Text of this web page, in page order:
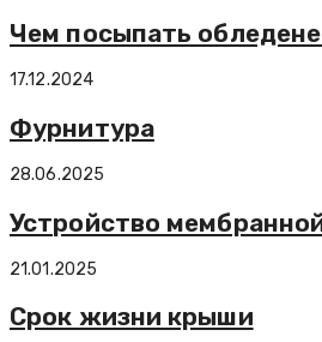
Чем посыпать
17.12.2024
Фурнитура
28.06.2025
Устройство
21.01.2025
Срок жизни крыши